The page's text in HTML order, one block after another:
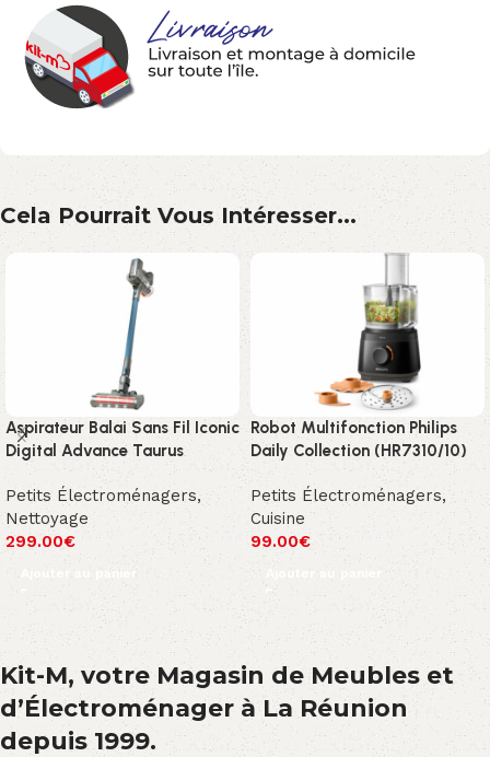
Cela Pourrait Vous Intéresser...
Aspirateur Balai Sans Fil Iconic
Digital Advance Taurus
Petits Électroménagers,
Nettoyage
299.00€
Ajouter au panier
Robot Multifonction Philips
Daily Collection (HR7310/10)
Petits Électroménagers,
Cuisine
99.00€
Kit-M, votre Magasin de Meubles et
d’Électroménager à La Réunion
depuis 1999.